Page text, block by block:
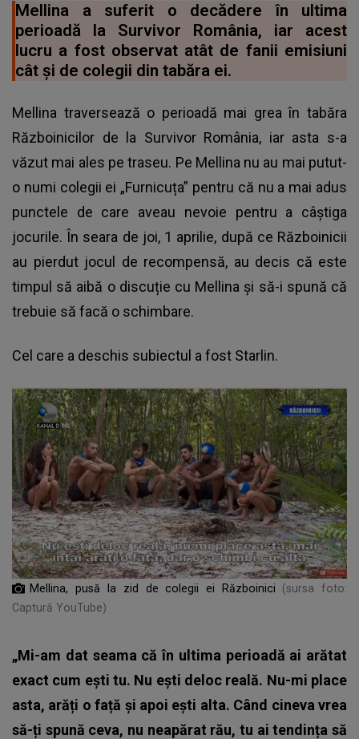
Mellina a suferit o decădere în ultima
perioadă la Survivor România, iar acest
lucru a fost observat atât de fanii emisiuni
cât și de colegii din tabăra ei.
Mellina traversează o perioadă mai grea în tabăra
Războinicilor de la Survivor România, iar asta s-a
văzut mai ales pe traseu. Pe Mellina nu au mai putut-
o numi colegii ei „Furnicuța” pentru că nu a mai adus
punctele de care aveau nevoie pentru a câștiga
jocurile. În seara de joi, 1 aprilie, după ce Războinicii
au pierdut jocul de recompensă, au decis că este
timpul să aibă o discuție cu Mellina și să-i spună că
trebuie să facă o schimbare.
Cel care a deschis subiectul a fost Starlin.
Mellina, pusă la zid de colegii ei Războinici
(sursa foto:
Captură YouTube)
„Mi-am dat seama că în ultima perioadă ai arătat
exact cum ești tu. Nu ești deloc reală. Nu-mi place
asta, arăți o față și apoi ești alta. Când cineva vrea
să-ți spună ceva, nu neapărat rău, tu ai tendința să